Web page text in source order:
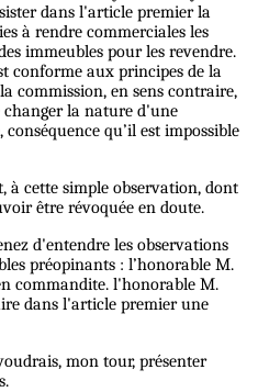
dans l'article premier la
à rendre commerciales les
immeubles pour les revendre.
conforme aux principes de la
commission, en sens contraire,
la nature d'une
qu’il est impossible
à cette simple observation, dont
être révoquée en doute.
d'entendre les observations
préopinants : l’honorable M.
commandite. l'honorable M.
dans l'article premier une
mon tour, présenter